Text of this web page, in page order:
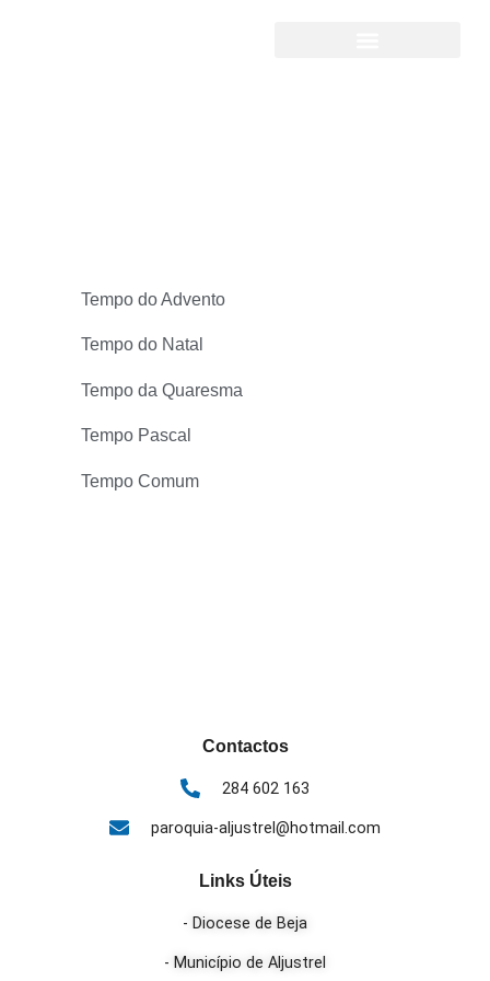
Tempo do Advento
Tempo do Natal
Tempo da Quaresma
Tempo Pascal
Tempo Comum
Contactos
284 602 163
paroquia-aljustrel@hotmail.com
Links Úteis
- Diocese de Beja
- Município de Aljustrel